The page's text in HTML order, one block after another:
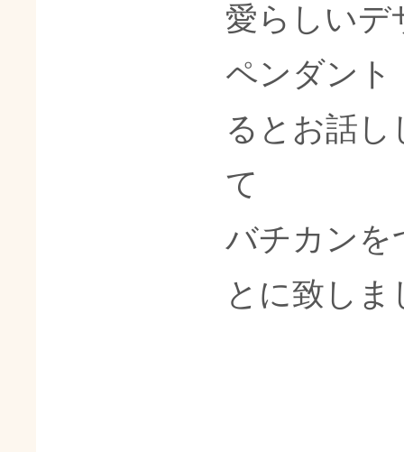
愛らしいデ
ペンダント
るとお話
て
バチカンを
とに致しま